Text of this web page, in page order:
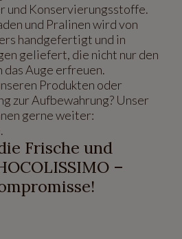
und Konservierungsstoffe.
und Pralinen wird von
handgefertigt und in
geliefert, die nicht nur den
das Auge erfreuen.
Produkten oder
zur Aufbewahrung? Unser
gerne weiter:
Frische und
–